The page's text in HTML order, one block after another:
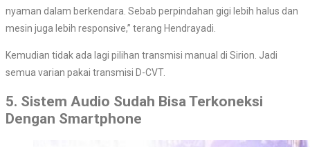
nyaman dalam berkendara. Sebab perpindahan gigi lebih halus dan
mesin juga lebih responsive,” terang Hendrayadi.
Kemudian tidak ada lagi pilihan transmisi manual di Sirion. Jadi
semua varian pakai transmisi D-CVT.
5. Sistem Audio Sudah Bisa Terkoneksi
Dengan Smartphone